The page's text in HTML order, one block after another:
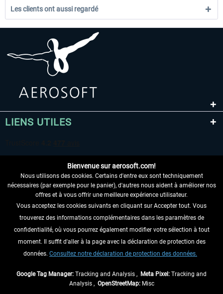
Les clients ont aussi regardé
LIENS UTILES
RENONCER AU CONTRAT ICI
INFORMATIONS
NE MANQUEZ PAS LES DERNIÈRES
Bienvenue sur aerosoft.com!
Nous utilisons des cookies. Certains d'entre eux sont techniquement
nécessaires (par exemple pour le panier), d'autres nous aident à améliorer nos
offres et à vous offrir une meilleure expérience utilisateur.
Vous acceptez les cookies suivants en cliquant sur Accepter tout. Vous
trouverez des informations complémentaires dans les paramètres de
confidentialité, où vous pourrez également modifier votre sélection à tout
moment. Il suffit d'aller à la page avec la déclaration de protection des
données. Consultez notre déclaration de protection des données.
Google Tag Manager: Tracking and Analysis , Meta Pixel: Tracking and
Analysis , OpenStreetMap:Misc